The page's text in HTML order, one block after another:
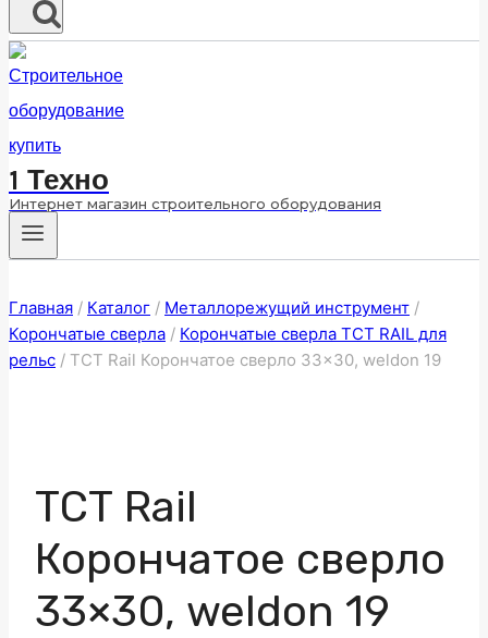
1 Техно
Интернет магазин строительного оборудования
Главная / Каталог / Металлорежущий инструмент /
Корончатые сверла / Корончатые сверла ТСТ RAIL для
рельс / ТСТ Rail Корончатое сверло 33×30, weldon 19
ТСТ Rail
Корончатое сверло
33×30, weldon 19